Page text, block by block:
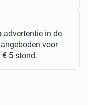
advertentie in de
voor
€ 5 stond.